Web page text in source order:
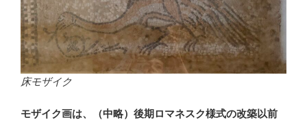
床モザイク
モザイク画は、（中略）後期ロマネスク様式の改築以前